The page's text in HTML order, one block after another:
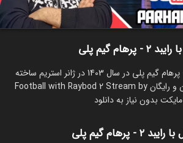
قسمت‌ها سریال‌های مشابه
گیم پلی
استریم فوتبال با رایبد ۲ - پرهام گیم پلی در سال 1403 در ژانر استریم ساخته
شده است. تماشای آنلاین و رایگان Football with Raybod 2 Stream by
گیم پلی